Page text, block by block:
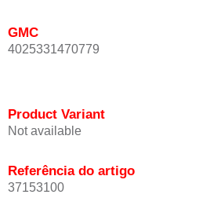
GMC
4025331470779
Product Variant
Not available
Referência do artigo
37153100